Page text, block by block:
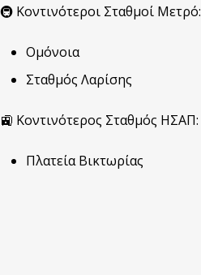
🚇 Κοντινότεροι Σταθμοί Μετρό:
Ομόνοια
Σταθμός Λαρίσης
🚉 Κοντινότερος Σταθμός ΗΣΑΠ:
Πλατεία Βικτωρίας